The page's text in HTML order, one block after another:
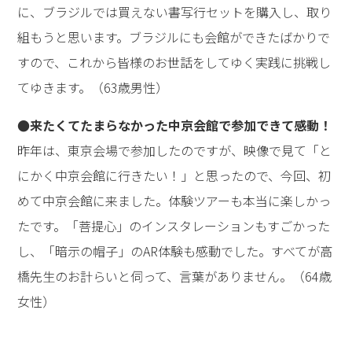
に、ブラジルでは買えない書写行セットを購入し、取り
組もうと思います。ブラジルにも会館ができたばかりで
すので、これから皆様のお世話をしてゆく実践に挑戦し
てゆきます。（63歳男性）
●来たくてたまらなかった中京会館で参加できて感動！
昨年は、東京会場で参加したのですが、映像で見て「と
にかく中京会館に行きたい！」と思ったので、今回、初
めて中京会館に来ました。体験ツアーも本当に楽しかっ
たです。「菩提心」のインスタレーションもすごかった
し、「暗示の帽子」のAR体験も感動でした。すべてが高
橋先生のお計らいと伺って、言葉がありません。（64歳
女性）